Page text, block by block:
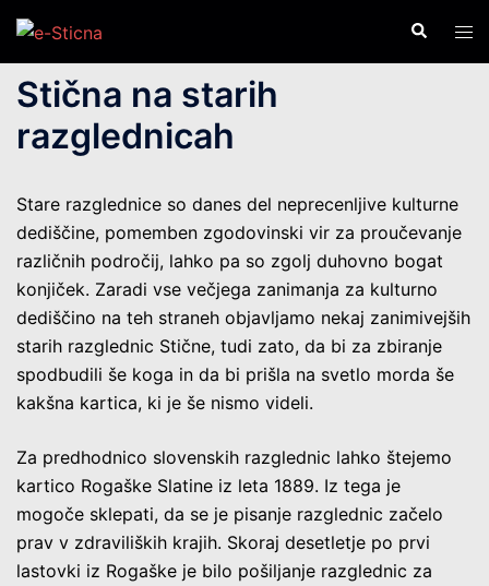
Skip
content
Search
Stična na starih
razglednicah
Stare razglednice so danes del neprecenljive kulturne
dediščine, pomemben zgodovinski vir za proučevanje
različnih področij, lahko pa so zgolj duhovno bogat
konjiček. Zaradi vse večjega zanimanja za kulturno
dediščino na teh straneh objavljamo nekaj zanimivejših
starih razglednic Stične, tudi zato, da bi za zbiranje
spodbudili še koga in da bi prišla na svetlo morda še
kakšna kartica, ki je še nismo videli.
Za predhodnico slovenskih razglednic lahko štejemo
kartico Rogaške Slatine iz leta 1889. Iz tega je
mogoče sklepati, da se je pisanje razglednic začelo
prav v zdraviliških krajih. Skoraj desetletje po prvi
lastovki iz Rogaške je bilo pošiljanje razglednic za